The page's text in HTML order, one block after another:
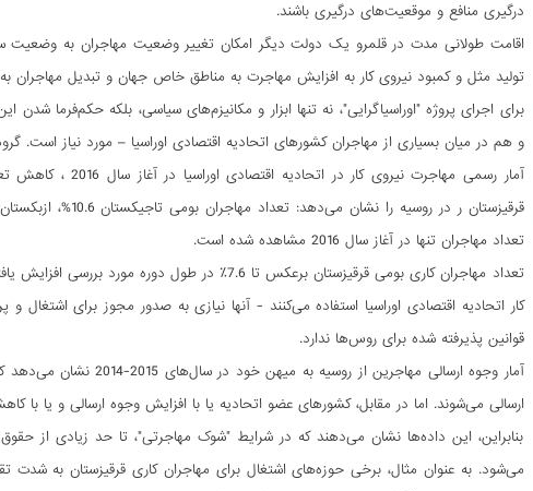
درگیری منافع و موقعیت‌های درگیری باشند.
اقامت طولانی مدت در قلمرو یک دولت دیگر امکان تغییر وضعیت مهاجران به وضعیت
تولید مثل و کمبود نیروی کار به افزایش مهاجرت به مناطق خاص جهان و تبدیل
برای اجرای پروژه "اوراسیاگرایی"، نه تنها ابزار و مکانیزم‌های سیاسی، بلکه حکم‌فرما
و هم در میان بسیاری از مهاجران کشورهای اتحادیه اقتصادی اوراسیا – مورد نیاز است.
آمار رسمی مهاجرت
تعداد مهاجران تنها در آغاز سال 2016 مشاهده شده است.
تعداد مهاجران کاری بومی قرقیزستان برعکس تا 7.6٪
کار اتحادیه اقتصادی اوراسیا استفاده می‌کنند - آنها نیازی به صدور مجوز برای اشتغال
قوانین پذیرفته شده برای روس‌ها ندارد.
آمار وجوه ارسالی
ارسالی می‌شوند. اما در مقابل، کشورهای عضو اتحادیه یا با افزایش وجوه ارسالی و یا
بنابراین، این داده‌ها نشان می‌دهند که در شرایط "شوک مهاجرتی"، تا حد زیادی از
می‌شود. به عنوان مثال، برخی حوزه‌های اشتغال برای مهاجران کاری قرقیزستان به